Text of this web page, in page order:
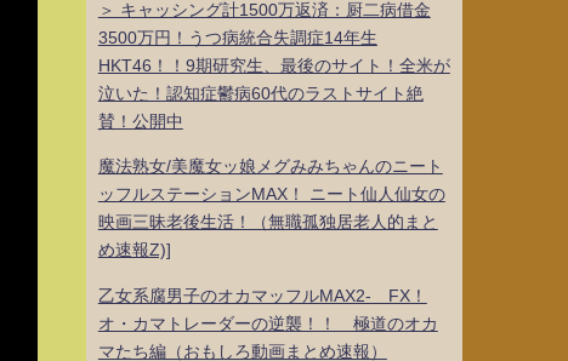
＞ キャッシング計1500万返済：厨二病借金
3500万円！うつ病統合失調症14年生
HKT46！！9期研究生、最後のサイト！全米が
泣いた！認知症鬱病60代のラストサイト絶
賛！公開中
魔法熟女/美魔女ッ娘メグみみちゃんのニート
ッフルステーションMAX！ ニート仙人仙女の
映画三昧老後生活！（無職孤独居老人的まと
め速報Z)]
乙女系腐男子のオカマッフルMAX2- FX！
オ・カマトレーダーの逆襲！！ 極道のオカ
マたち編（おもしろ動画まとめ速報）